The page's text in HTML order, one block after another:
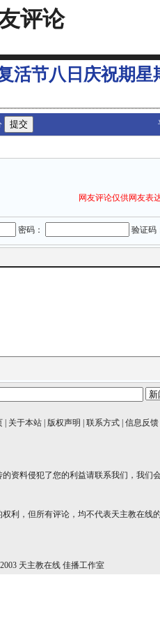
评论
活节八日庆祝期星
网友评论仅供网友表
密码： 验证码
关于本站 版权声明 联系方式 信息反馈
资料侵犯了您的利益请联系我们，我们会
利，但所有评论，均不代表天主教在线
天主教在线 佳播工作室